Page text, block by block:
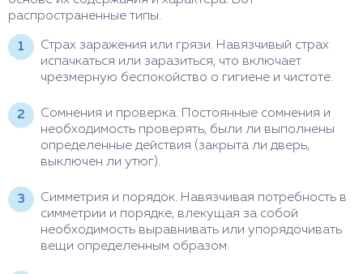
распространенные типы.
Страх заражения или грязи. Навязчивый страх
испачкаться или заразиться, что включает
чрезмерную беспокойство о гигиене и чистоте.
Сомнения и проверка. Постоянные сомнения и
необходимость проверять, были ли выполнены
определенные действия (закрыта ли дверь,
выключен ли утюг).
Симметрия и порядок. Навязчивая потребность в
симметрии и порядке, влекущая за собой
необходимость выравнивать или упорядочивать
вещи определенным образом.